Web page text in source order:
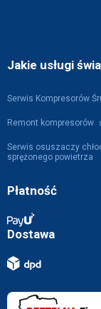
Jakie usługi
Serwis Kompresorów
Remont kompresorów
Serwis osuszaczy
sprężonego powietrza
Płatność
Dostawa